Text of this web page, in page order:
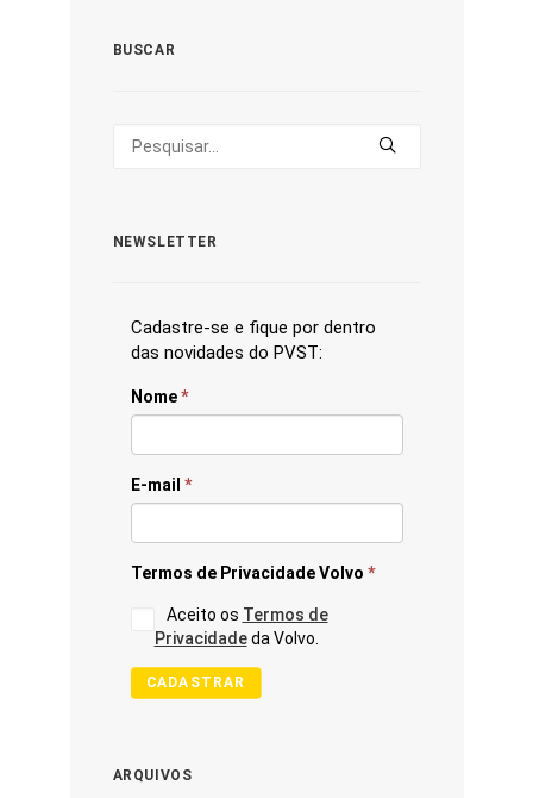
BUSCAR
NEWSLETTER
Cadastre-se e fique por dentro
das novidades do PVST:
Nome*
E-mail *
Termos de Privacidade Volvo *
Aceito os Termos de
Privacidadeda Volvo.
CADASTRAR
ARQUIVOS